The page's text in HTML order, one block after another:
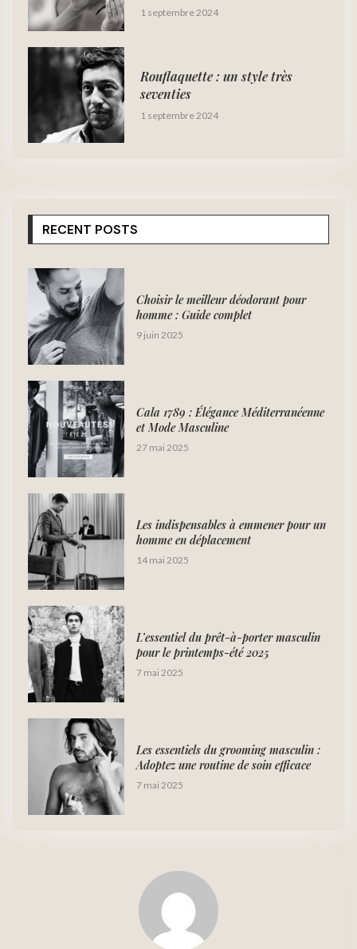
1 septembre 2024
Rouflaquette : un style très
seventies
1 septembre 2024
RECENT POSTS
Choisir le meilleur déodorant pour
homme : Guide complet
9 juin 2025
Cala 1789 : Élégance Méditerranéenne
et Mode Masculine
27 mai 2025
Les indispensables à emmener pour un
homme en déplacement
14 mai 2025
L’essentiel du prêt-à-porter masculin
pour le printemps-été 2025
7 mai 2025
Les essentiels du grooming masculin :
Adoptez une routine de soin efficace
7 mai 2025